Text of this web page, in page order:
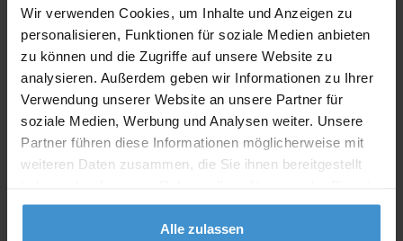
Wir verwenden Cookies, um Inhalte und Anzeigen zu
personalisieren, Funktionen für soziale Medien anbieten
zu können und die Zugriffe auf unsere Website zu
analysieren. Außerdem geben wir Informationen zu Ihrer
Verwendung unserer Website an unsere Partner für
soziale Medien, Werbung und Analysen weiter. Unsere
Partner führen diese Informationen möglicherweise mit
weiteren Daten zusammen, die Sie ihnen bereitgestellt
gesammelt haben.
Alle zulassen
Lieferzeiten
Artikel mit Werbeanbringung: ca. 10 Werktage
Muster mit Ihrer
Werbeanbringung zur Freigabe
der Produktion: